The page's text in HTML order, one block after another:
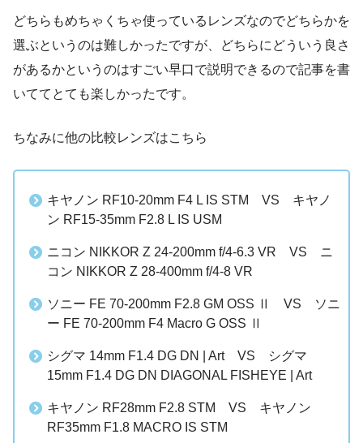
どちらもめちゃくちゃ使っているレンズなのでどちらかを
選ぶというのは難しかったですが、どちらにどういう良さ
があるかというのはすごい早口で説明できるので記事を書
いててとても楽しかったです。
ちなみに他の比較レンズはこちら
キヤノン RF10-20mm F4 L IS STM VS キヤノ
ン RF15-35mm F2.8 L IS USM
ニコン NIKKOR Z 24-200mm f/4-6.3 VR VS ニ
コン NIKKOR Z 28-400mm f/4-8 VR
ソニー FE 70-200mm F2.8 GM OSS Ⅱ VS ソニ
ー FE 70-200mm F4 Macro G OSS Ⅱ
シグマ 14mm F1.4 DG DN | Art VS シグマ
15mm F1.4 DG DN DIAGONAL FISHEYE | Art
キヤノン RF28mm F2.8 STM VS キヤノン
RF35mm F1.8 MACRO IS STM